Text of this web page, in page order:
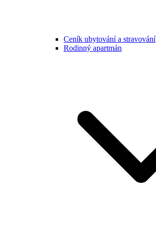
Ceník ubytování a stravování
Rodinný apartmán